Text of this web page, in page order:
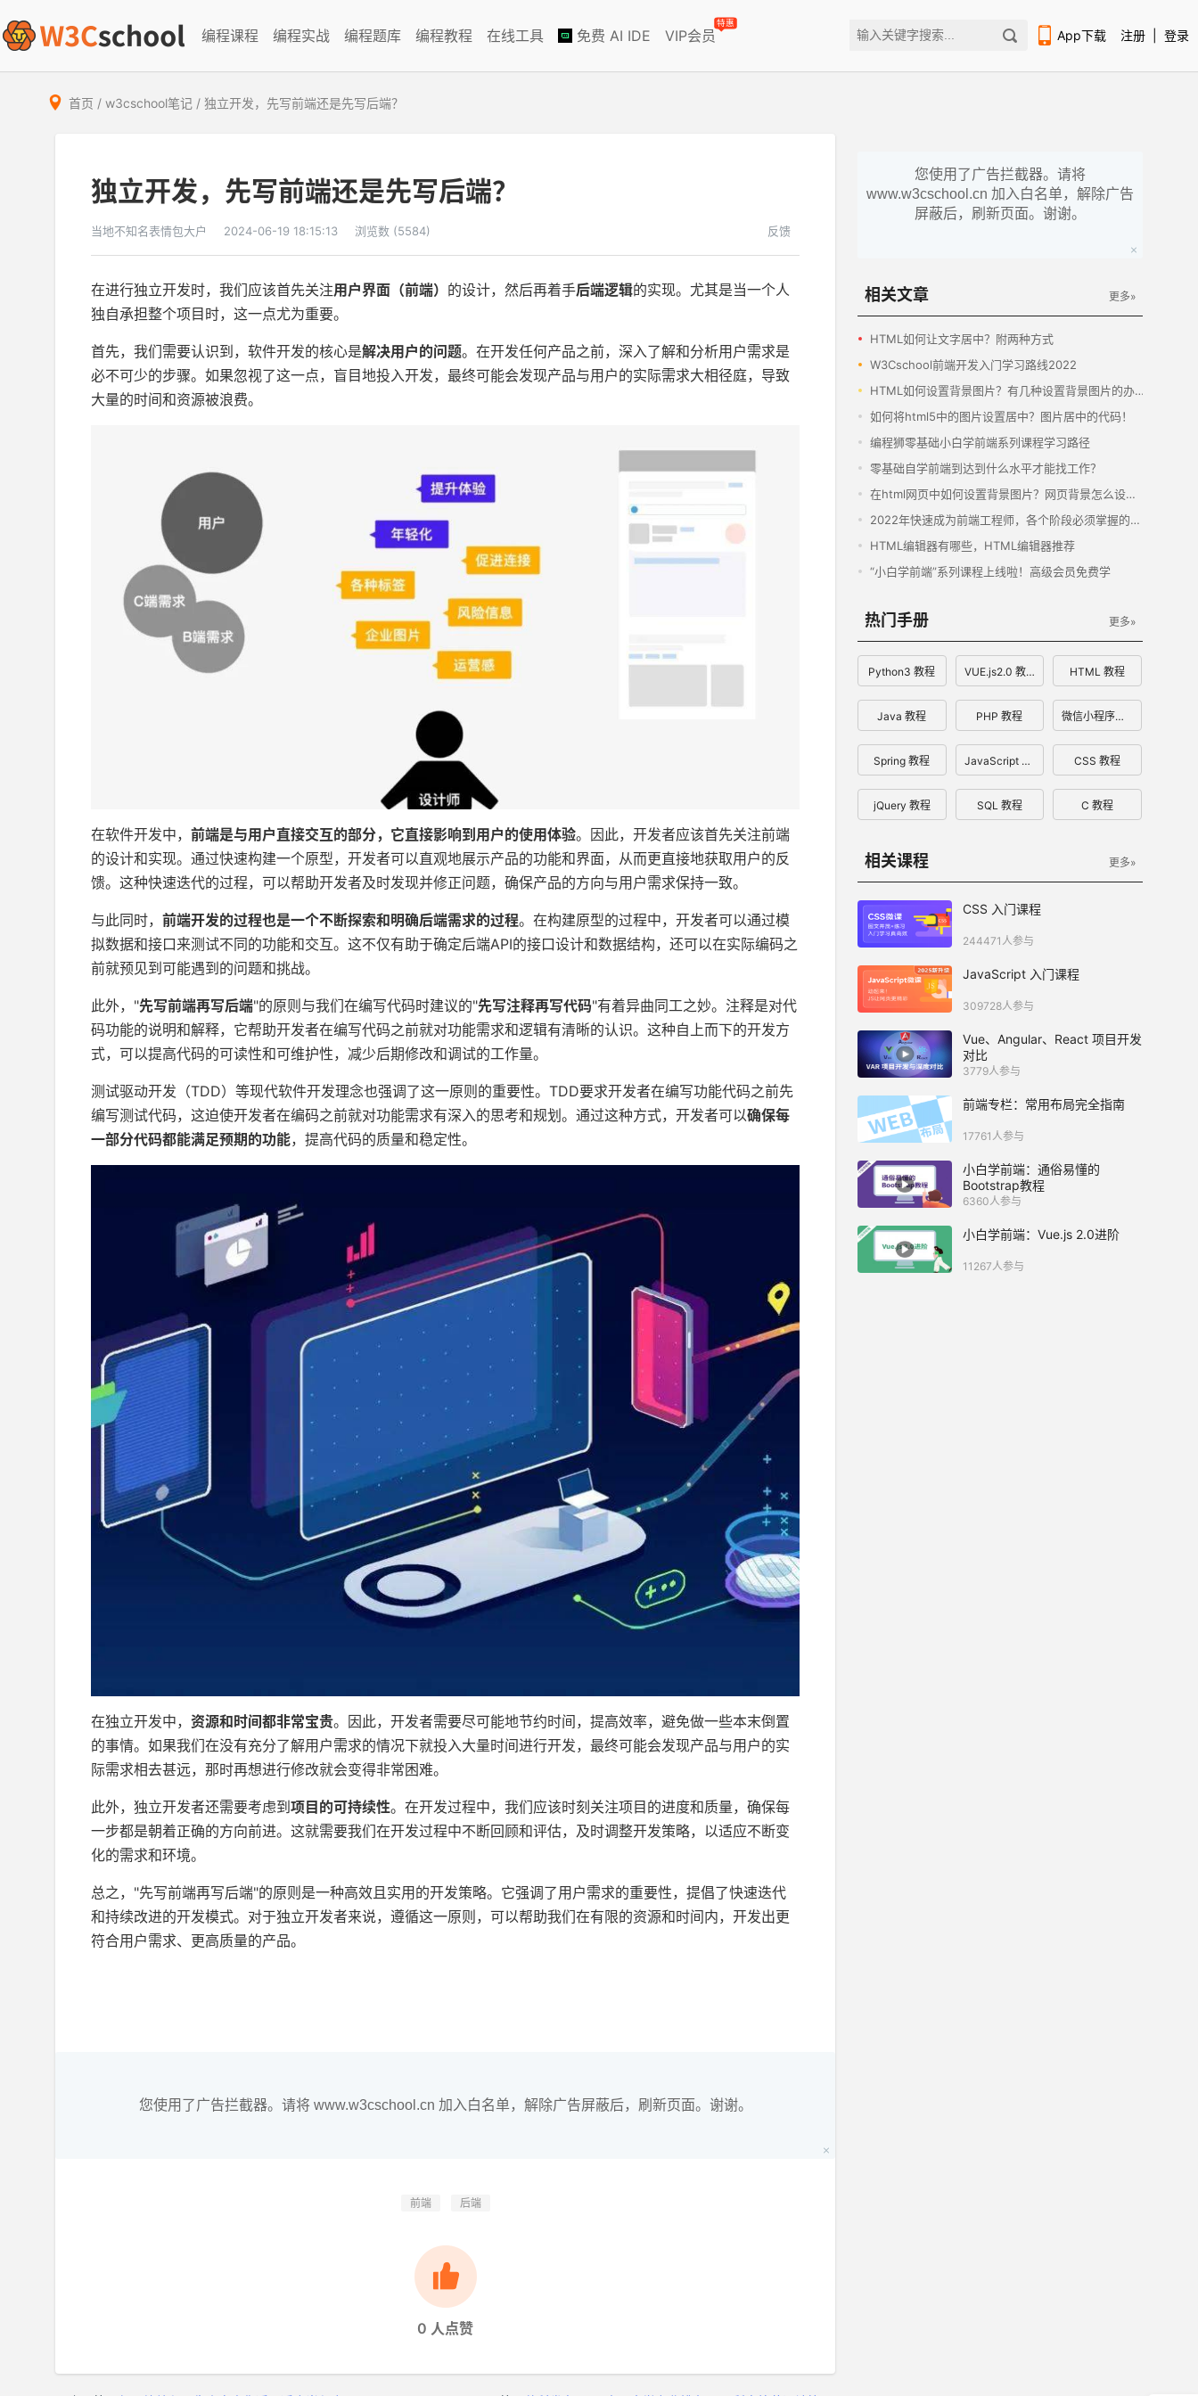
编程课程 编程实战 编程题库 编程教程 在线工具 免费 AI IDE VIP会员
特惠
App下载
扫码下载编程狮APP
注册 登录
首页 / w3cschool笔记 / 独立开发，先写前端还是先写后端？
独立开发，先写前端还是先写后端？
当地不知名表情包大户 2024-06-19 18:15:13 浏览数 (5584) 反馈
在进行独立开发时，我们应该首先关注用户界面（前端） 的设计，然后再着手后端逻辑的实现。尤其是当一个人
独自承担整个项目时，这一点尤为重要。
首先，我们需要认识到，软件开发的核心是解决用户的问题。在开发任何产品之前，深入了解和分析用户需求是
必不可少的步骤。如果忽视了这一点，盲目地投入开发，最终可能会发现产品与用户的实际需求大相径庭，导致
大量的时间和资源被浪费。
在软件开发中， 前端是与用户直接交互的部分，它直接影响到用户的使用体验。因此，开发者应该首先关注前端
的设计和实现。通过快速构建一个原型，开发者可以直观地展示产品的功能和界面，从而更直接地获取用户的反
馈。这种快速迭代的过程，可以帮助开发者及时发现并修正问题，确保产品的方向与用户需求保持一致。
与此同时， 前端开发的过程也是一个不断探索和明确后端需求的过程。在构建原型的过程中，开发者可以通过模
拟数据和接口来测试不同的功能和交互。这不仅有助于确定后端API的接口设计和数据结构，还可以在实际编码之
前就预见到可能遇到的问题和挑战。
此外，"先写前端再写后端"的原则与我们在编写代码时建议的"先写注释再写代码"有着异曲同工之妙。注释是对代
码功能的说明和解释，它帮助开发者在编写代码之前就对功能需求和逻辑有清晰的认识。这种自上而下的开发方
式，可以提高代码的可读性和可维护性，减少后期修改和调试的工作量。
测试驱动开发（TDD）等现代软件开发理念也强调了这一原则的重要性。TDD要求开发者在编写功能代码之前先
编写测试代码，这迫使开发者在编码之前就对功能需求有深入的思考和规划。通过这种方式，开发者可以确保每
一部分代码都能满足预期的功能，提高代码的质量和稳定性。
在独立开发中， 资源和时间都非常宝贵。因此，开发者需要尽可能地节约时间，提高效率，避免做一些本末倒置
的事情。如果我们在没有充分了解用户需求的情况下就投入大量时间进行开发，最终可能会发现产品与用户的实
际需求相去甚远，那时再想进行修改就会变得非常困难。
此外，独立开发者还需要考虑到项目的可持续性。在开发过程中，我们应该时刻关注项目的进度和质量，确保每
一步都是朝着正确的方向前进。这就需要我们在开发过程中不断回顾和评估，及时调整开发策略，以适应不断变
化的需求和环境。
总之，"先写前端再写后端"的原则是一种高效且实用的开发策略。它强调了用户需求的重要性，提倡了快速迭代
和持续改进的开发模式。对于独立开发者来说，遵循这一原则，可以帮助我们在有限的资源和时间内，开发出更
符合用户需求、更高质量的产品。
您使用了广告拦截器。请将 www.w3cschool.cn 加入白名单，解除广告屏蔽后，刷新页面。谢谢。
前端 后端
0 人点赞
您使用了广告拦截器。请将
www.w3cschool.cn 加入白名单，解除广告
屏蔽后，刷新页面。谢谢。
相关文章 更多»
HTML如何让文字居中？附两种方式
W3Cschool前端开发入门学习路线2022
HTML如何设置背景图片？有几种设置背景图片的办法？
如何将html5中的图片设置居中？图片居中的代码！
编程狮零基础小白学前端系列课程学习路径
零基础自学前端到达到什么水平才能找工作？
在html网页中如何设置背景图片？网页背景怎么设置？
2022年快速成为前端工程师，各个阶段必须掌握的基本技能汇总
HTML编辑器有哪些，HTML编辑器推荐
“小白学前端”系列课程上线啦！高级会员免费学
热门手册 更多»
Python3 教程 VUE.js2.0 教程 HTML 教程
Java 教程 PHP 教程 微信小程序开发文档
Spring 教程 JavaScript 教程 CSS 教程
jQuery 教程 SQL 教程 C 教程
相关课程 更多»
CSS 入门课程
244471人参与
JavaScript 入门课程
309728人参与
Vue、Angular、React 项目开发
对比
3779人参与
前端专栏：常用布局完全指南
17761人参与
小白学前端：通俗易懂的
Bootstrap教程
6360人参与
小白学前端：Vue.js 2.0进阶
11267人参与